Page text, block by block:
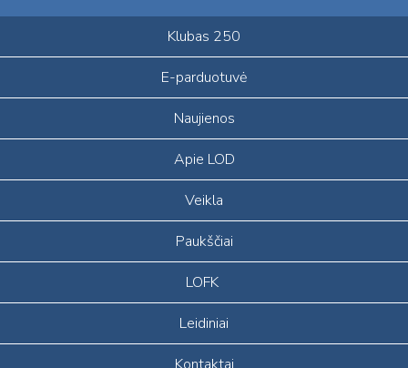
Klubas 250
E-parduotuvė
Naujienos
Apie LOD
Veikla
Paukščiai
LOFK
Leidiniai